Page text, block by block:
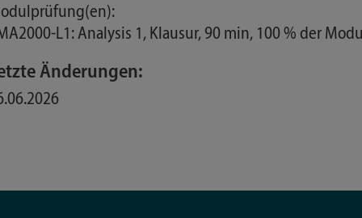
L1: Analysis 1, Klausur, 90 min, 100 % der
Änderungen: